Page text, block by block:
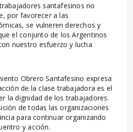
santafesinos no
por favorecer a las
se vulneren derechos y
el conjunto de los Argentinos
nuestro esfuerzo y lucha
Obrero Santafesino expresa
de la clase trabajadora es el
la dignidad de los trabajadores.
de todas las organizaciones
para continuar organizando
y acción.